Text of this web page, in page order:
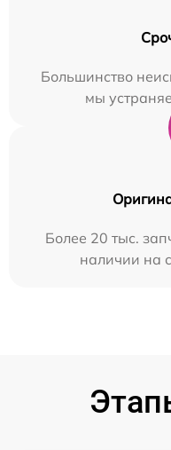
Большинство
мы
Более 20 тыс.
наличии на